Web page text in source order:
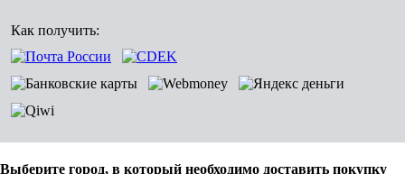
Как получить:
Выберите город, в который необходимо доставить покупку